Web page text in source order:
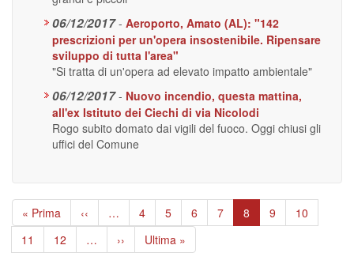
06/12/2017 - Aeroporto, Amato (AL): "142
prescrizioni per un'opera insostenibile. Ripensare
sviluppo di tutta l'area"
"Si tratta di un'opera ad elevato impatto ambientale"
06/12/2017 - Nuovo incendio, questa mattina,
all'ex Istituto dei Ciechi di via Nicolodi
Rogo subito domato dai vigili del fuoco. Oggi chiusi gli
uffici del Comune
Paginazione
Prima
pagina
« Prima
Pagina
precedente
‹‹ … Page
4 Page
5 Page
6 Page
7
Pagina
attuale
8 Page
9 Page
10
Page
11 Page
12 …
Pagina
successiva
››
Ultima
pagina
Ultima »